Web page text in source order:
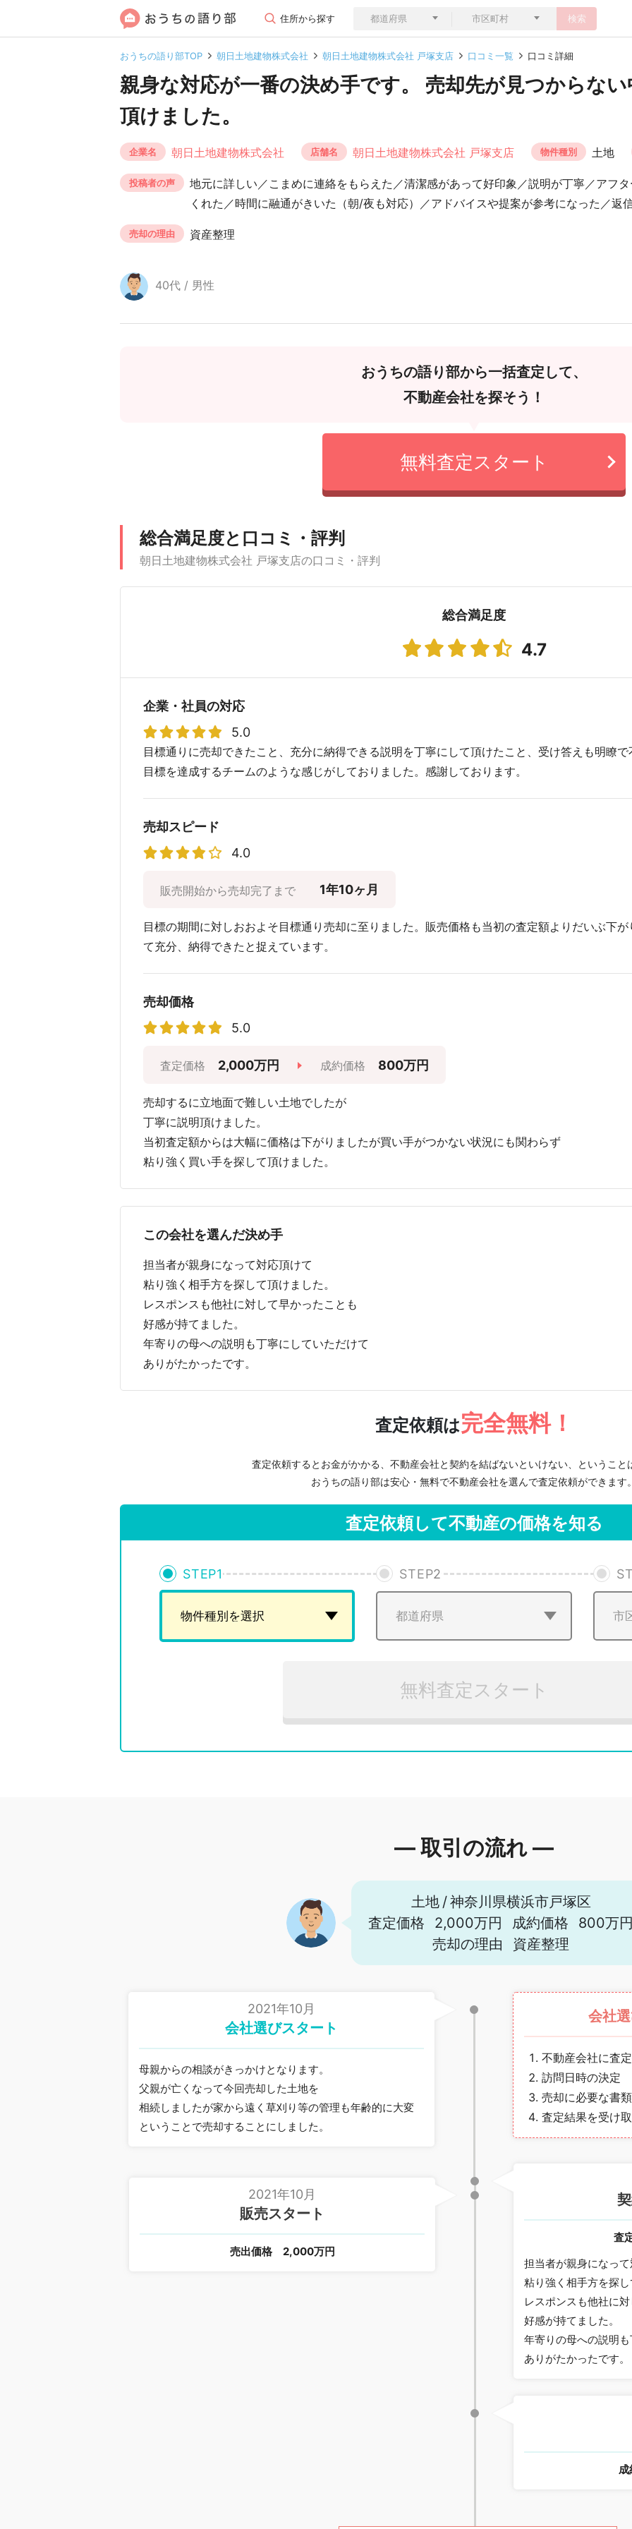
住所から探す 検索
おうちの語り部TOP 朝日土地建物株式会社 朝日土地建物株式会社 戸塚支店 口コミ一覧 口コミ詳細
親身な対応が一番の決め手です。 売却先が見つからな
頂けました。
企業名 朝日土地建物株式会社 店舗名 朝日土地建物株式会社 戸塚支店 物件種別 土地
投稿者の声
地元に詳しい／こまめに連絡をもらえた／清潔感があって好印象／説明が丁寧／アフ
くれた／時間に融通がきいた（朝/夜も対応）／アドバイスや提案が参考になった／返
売却の理由 資産整理
40代 / 男性
おうちの語り部から一括査定して、
不動産会社を探そう！
無料査定スタート
総合満足度と口コミ・評判
朝日土地建物株式会社 戸塚支店の口コミ・評判
総合満足度
4.7
企業・社員の対応
5.0
目標通りに売却できたこと、充分に納得できる説明を丁寧にして頂けたこと、受け答えも明瞭
目標を達成するチームのような感じがしておりました。感謝しております。
売却スピード
4.0
販売開始から売却完了まで 1年10ヶ月
目標の期間に対しおおよそ目標通り売却に至りました。販売価格も当初の査定額よりだいぶ下
て充分、納得できたと捉えています。
売却価格
5.0
査定価格 2,000万円 成約価格 800万円
売却するに立地面で難しい土地でしたが
丁寧に説明頂けました。
当初査定額からは大幅に価格は下がりましたが買い手がつかない状況にも関わらず
粘り強く買い手を探して頂けました。
この会社を選んだ決め手
担当者が親身になって対応頂けて
粘り強く相手方を探して頂けました。
レスポンスも他社に対して早かったことも
好感が持てました。
年寄りの母への説明も丁寧にしていただけて
ありがたかったです。
査定依頼は完全無料！
査定依頼するとお金がかかる、不動産会社と契約を結ばないといけない、ということ
おうちの語り部は安心・無料で不動産会社を選んで査定依頼ができます。
査定依頼して不動産の価格を知る
STEP1 STEP2
無料査定スタート
― 取引の流れ ―
土地 /神奈川県横浜市戸塚区
査定価格
2,000万円 成約価格
800万円
売却の理由
資産整理
2021年10月
会社選びスタート
母親からの相談がきっかけとなります。
父親が亡くなって今回売却した土地を
相続しましたが家から遠く草刈り等の管理も年齢的に大変
ということで売却することにしました。
会社
不動産会社に査
訪問日時の決定
売却に必要な書
査定結果を受け
査
担当者が親身になっ
粘り強く相手方を探し
レスポンスも他社に
好感が持てました。
年寄りの母への説明
ありがたかったです。
2021年10月
販売スタート
売出価格 2,000万円
成